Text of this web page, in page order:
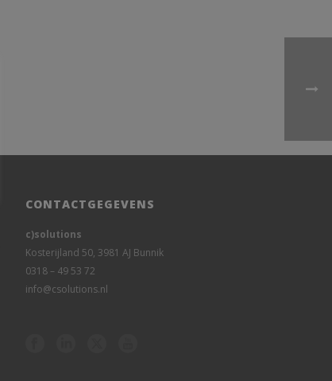
CONTACTGEGEVENS
c)solutions
Kosterijland 50, 3981 AJ Bunnik
0318 – 49 53 72
info@csolutions.nl